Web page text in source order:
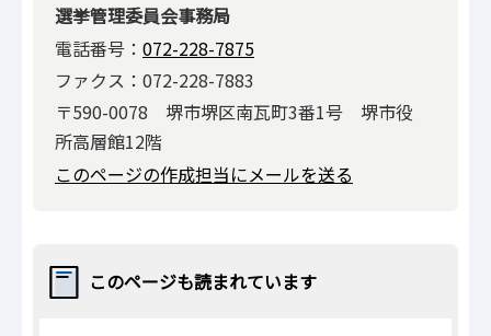
選挙管理委員会事務局
電話番号： 072-228-7875
ファクス：072-228-7883
〒590-0078 堺市堺区南瓦町3番1号 堺市役
所高層館12階
このページの作成担当にメールを送る
このページも読まれています